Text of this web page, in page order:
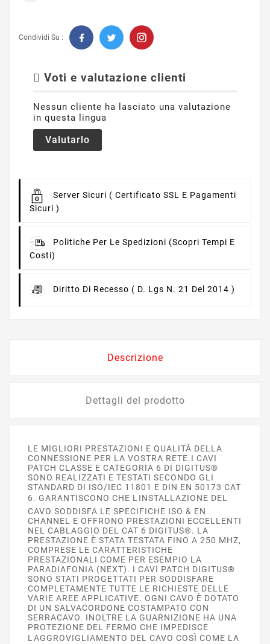
Condividi Su :
Voti e valutazione clienti
Nessun cliente ha lasciato una valutazione
in questa lingua
Valutarlo
Server Sicuri ( Certificato SSL E Pagamenti
Sicuri )
Politiche Per Le Spedizioni (scopri Tempi E
Costi)
Diritto Di Recesso ( D. Lgs N. 21 Del 2014 )
Descrizione
Dettagli del prodotto
LE MIGLIORI PRESTAZIONI E QUALITÀ DELLA
CONNESSIONE PER LA VOSTRA RETE.I CAVI
PATCH CLASSE E CATEGORIA 6 DI DIGITUS®
SONO REALIZZATI E TESTATI SECONDO GLI
STANDARD DI ISO/IEC 11801 E DIN EN 50173 CAT
6. GARANTISCONO CHE LINSTALLAZIONE DEL
CAVO SODDISFA LE SPECIFICHE ISO & EN
CHANNEL E OFFRONO PRESTAZIONI ECCELLENTI
NEL CABLAGGIO DEL CAT 6 DIGITUS®. LA
PRESTAZIONE È STATA TESTATA FINO A 250 MHZ,
COMPRESE LE CARATTERISTICHE
PRESTAZIONALI COME PER ESEMPIO LA
PARADIAFONIA (NEXT). I CAVI PATCH DIGITUS®
SONO STATI PROGETTATI PER SODDISFARE
COMPLETAMENTE TUTTE LE RICHIESTE DELLE
VARIE AREE APPLICATIVE. OGNI CAVO È DOTATO
DI UN SALVACORDONE COSTAMPATO CON
SERRACAVO. INOLTRE LA GUARNIZIONE HA UNA
PROTEZIONE DEL FERMO CHE IMPEDISCE
LAGGROVIGLIAMENTO DEL CAVO COSÌ COME LA